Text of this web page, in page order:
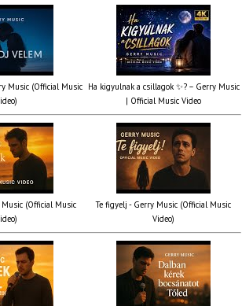
Music (Official Music Ha kigyulnak a csillagok ✨? – Gerry Music
| Official Music Video
(Official Music
Te figyelj - Gerry Music (Official Music
Video)